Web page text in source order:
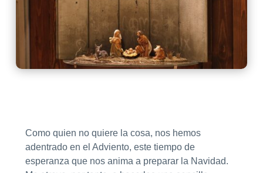
Como quien no quiere la cosa, nos hemos
adentrado en el Adviento, este tiempo de
esperanza que nos anima a preparar la Navidad.